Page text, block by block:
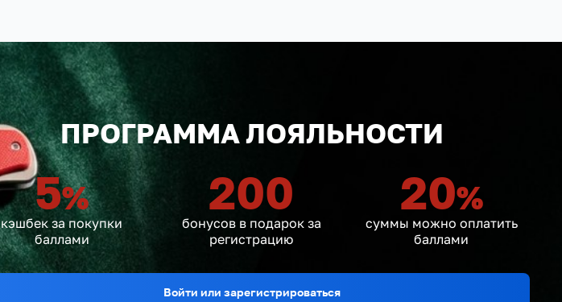
ПРОГРАММА ЛОЯЛЬНОСТИ
5%
кэшбек за покупки
баллами
200
бонусов в подарок за
регистрацию
20%
суммы можно оплатить
баллами
Войти или зарегистрироваться